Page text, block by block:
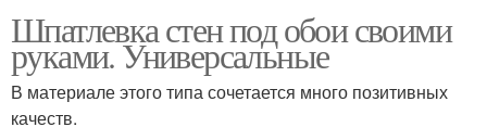
Шпатлевка стен под обои своими
руками. Универсальные
В материале этого типа сочетается много позитивных
качеств.